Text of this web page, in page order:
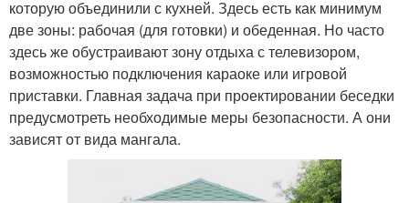
которую объединили с кухней. Здесь есть как минимум
две зоны: рабочая (для готовки) и обеденная. Но часто
здесь же обустраивают зону отдыха с телевизором,
возможностью подключения караоке или игровой
приставки. Главная задача при проектировании беседки
предусмотреть необходимые меры безопасности. А они
зависят от вида мангала.